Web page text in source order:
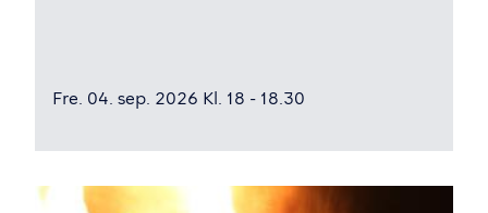
Fre. 04. sep. 2026 Kl. 18 - 18.30